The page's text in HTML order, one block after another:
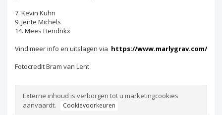
7. Kevin Kuhn
9. Jente Michels
14. Mees Hendrikx
Vind meer info en uitslagen via https://www.marlygrav.com/
Fotocredit Bram van Lent
Externe inhoud is verborgen tot u marketingcookies
aanvaardt.
Cookievoorkeuren